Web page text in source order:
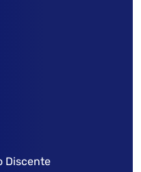
Discente